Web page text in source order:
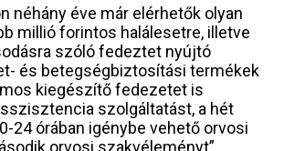
néhány éve már elérhetők olyan
millió forintos halálesetre, illetve
szóló fedeztet nyújtó
és betegségbiztosítási termékek
kiegészítő fedezetet is
szolgáltatást, a hét
24 órában igénybe vehető orvosi
orvosi szakvéleményt”,